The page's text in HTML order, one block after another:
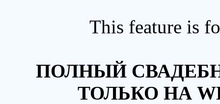
This feature is
ПОЛНЫЙ
ТОЛЬКО НА